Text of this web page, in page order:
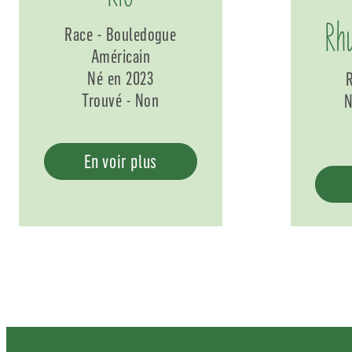
Race - Bouledogue
Américain
Né en 2023
Trouvé - Non
En voir plus